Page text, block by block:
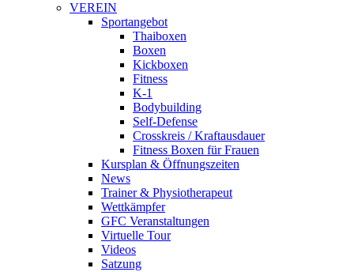
VEREIN
Sportangebot
Thaiboxen
Boxen
Kickboxen
Fitness
K-1
Bodybuilding
Self-Defense
Crosskreis / Kraftausdauer
Fitness Boxen für Frauen
Kursplan & Öffnungszeiten
News
Trainer & Physiotherapeut
Wettkämpfer
GFC Veranstaltungen
Virtuelle Tour
Videos
Satzung